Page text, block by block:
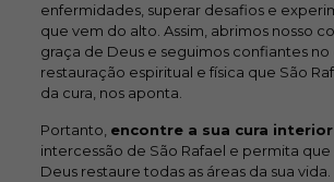
enfermidades, superar desafios e
que vem do alto. Assim, abrimos nosso
graça de Deus e seguimos confiantes no
restauração espiritual e física que São
da cura, nos aponta.
Portanto, encontre a sua cura interior
intercessão de São Rafael e permita que
Deus restaure todas as áreas da sua vida.